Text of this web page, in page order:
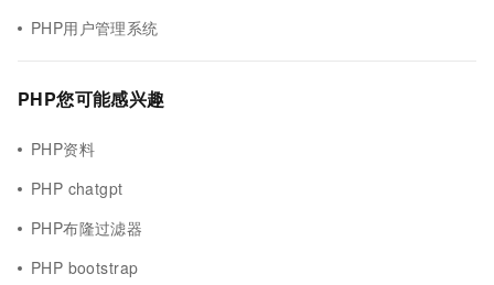
PHP用户管理系统
PHP您可能感兴趣
PHP资料
PHP chatgpt
PHP布隆过滤器
PHP bootstrap